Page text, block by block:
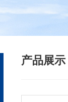
产品展示